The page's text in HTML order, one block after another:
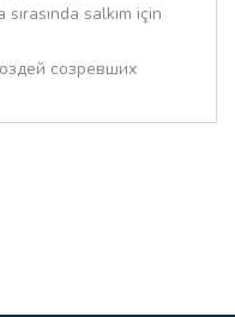
salkım için
созревших